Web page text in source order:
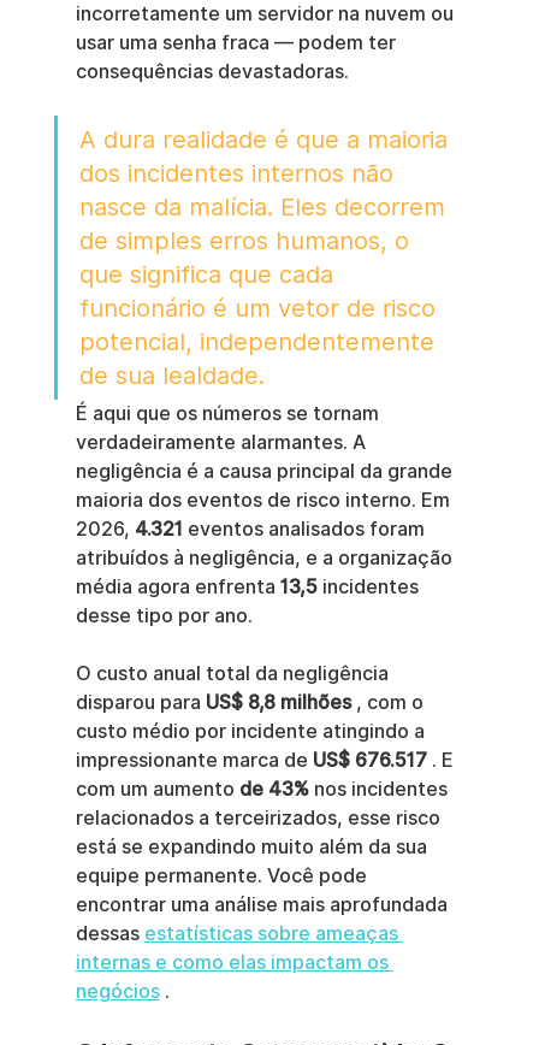
incorretamente um servidor na nuvem ou
usar uma senha fraca — podem ter
consequências devastadoras.
A dura realidade é que a maioria
dos incidentes internos não
nasce da malícia. Eles decorrem
de simples erros humanos, o
que significa que cada
funcionário é um vetor de risco
potencial, independentemente
de sua lealdade.
É aqui que os números se tornam
verdadeiramente alarmantes. A
negligência é a causa principal da grande
maioria dos eventos de risco interno. Em
2026, 4.321 eventos analisados foram
atribuídos à negligência, e a organização
média agora enfrenta 13,5 incidentes
desse tipo por ano.
O custo anual total da negligência
disparou para US$ 8,8 milhões , com o
custo médio por incidente atingindo a
impressionante marca de US$ 676.517 . E
com um aumento de 43% nos incidentes
relacionados a terceirizados, esse risco
está se expandindo muito além da sua
equipe permanente. Você pode
encontrar uma análise mais aprofundada
dessas estatísticas sobre ameaças
internas e como elas impactam os
negócios .